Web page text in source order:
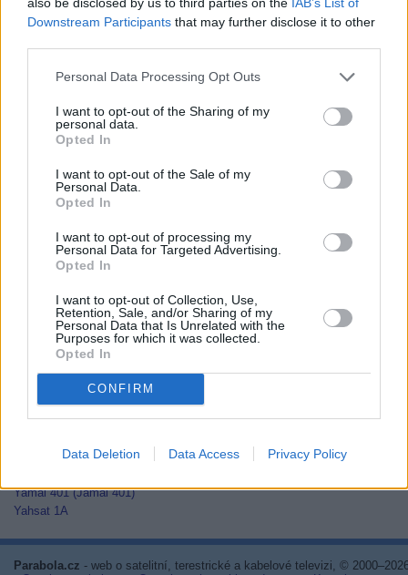
Downstream Participants that may further disclose it to other
Personal Data Processing Opt Outs
I want to opt-out of the Sharing of my
personal data.
Opted In
I want to opt-out of the Sale of my
Personal Data.
Opted In
I want to opt-out of processing my
Personal Data for Targeted Advertising.
Opted In
I want to opt-out of Collection, Use,
Retention, Sale, and/or Sharing of my
Personal Data that Is Unrelated with the
Purposes for which it was collected.
Opted In
CONFIRM
Data Deletion Data Access Privacy Policy
Sirius 2
Telecom 2C
Telstar 10
Telstar 11
Telstar 12
Thaicom 2
Thaicom 3
TurkmenÄlem52E/MonacoSat
Türksat 1C
Türksat 2A
Türksat 4A
Türksat 4B
Türksat 5B
Yamal 401 (Jamal 401)
Yahsat 1A
Parabola.cz - web o satelitní, terestrické a kabelové televizi, ©